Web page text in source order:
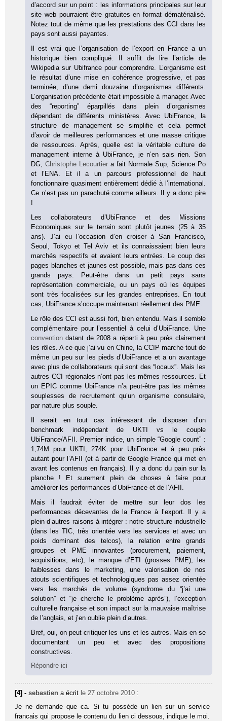
d’accord sur un point : les informations principales sur leur
site web pourraient être gratuites en format dématérialisé.
Notez tout de même que les prestations des CCI dans les
pays sont aussi payantes.
Il est vrai que l’organisation de l’export en France a un
historique bien compliqué. Il suffit de lire l’article de
Wikipedia sur Ubifrance pour comprendre. L’organisme est
le résultat d’une mise en cohérence progressive, et pas
terminée, d’une demi douzaine d’organismes différents.
L’organisation précédente était impossible à manager. Avec
des “reporting” éparpillés dans plein d’organismes
dépendant de différents ministères. Avec UbiFrance, la
structure de management se simplifie et cela permet
d’avoir de meilleures performances et une masse critique
de ressources. Après, quelle est la véritable culture de
management interne à UbiFrance, je n’en sais rien. Son
DG,Christophe Lecourtier a fait Normale Sup, Science Po
et l’ENA. Et il a un parcours professionnel de haut
fonctionnaire quasiment entièrement dédié à l’international.
Ce n’est pas un parachuté comme ailleurs. Il y a donc pire
!
Les collaborateurs d’UbiFrance et des Missions
Economiques sur le terrain sont plutôt jeunes (25 à 35
ans). J’ai eu l’occasion d’en croiser à San Francisco,
Seoul, Tokyo et Tel Aviv et ils connaissaient bien leurs
marchés respectifs et avaient leurs entrées. Le coup des
pages blanches et jaunes est possible, mais pas dans ces
grands pays. Peut-être dans un petit pays sans
représentation commerciale, ou un pays où les équipes
sont très focalisées sur les grandes entreprises. En tout
cas, UbiFrance s’occupe maintenant réellement des PME.
Le rôle des CCI est aussi fort, bien entendu. Mais il semble
complémentaire pour l’essentiel à celui d’UbiFrance. Une
convention datant de 2008 a réparti à peu près clairement
les rôles. A ce que j’ai vu en Chine, la CCIP marche tout de
même un peu sur les pieds d’UbiFrance et a un avantage
avec plus de collaborateurs qui sont des “locaux”. Mais les
autres CCI régionales n’ont pas les mêmes ressources. Et
un EPIC comme UbiFrance n’a peut-être pas les mêmes
souplesses de recrutement qu’un organisme consulaire,
par nature plus souple.
Il serait en tout cas intéressant de disposer d’un
benchmark indépendant de UKTI vs le couple
UbiFrance/AFII. Premier indice, un simple “Google count” :
1,74M pour UKTI, 274K pour UbiFrance et à peu près
autant pour l’AFII (et à partir de Google France qui met en
avant les contenus en français). Il y a donc du pain sur la
planche ! Et surement plein de choses à faire pour
améliorer les performances d’UbiFrance et de l’AFII.
Mais il faudrait éviter de mettre sur leur dos les
performances décevantes de la France à l’export. Il y a
plein d’autres raisons à intégrer : notre structure industrielle
(dans les TIC, très orientée vers les services et avec un
poids dominant des telcos), la relation entre grands
groupes et PME innovantes (procurement, paiement,
acquisitions, etc), le manque d’ETI (grosses PME), les
faiblesses dans le marketing, une valorisation de nos
atouts scientifiques et technologiques pas assez orientée
vers les marchés de volume (syndrome du “j’ai une
solution” et “je cherche le problème après”), l’exception
culturelle française et son impact sur la mauvaise maîtrise
de l’anglais, et j’en oublie plein d’autres.
Bref, oui, on peut critiquer les uns et les autres. Mais en se
documentant un peu et avec des propositions
constructives.
Répondre ici
[4] -sebastien a écrit le 27 octobre 2010 :
Je ne demande que ca. Si tu possède un lien sur un service
francais qui propose le contenu du lien ci dessous, indique le moi.